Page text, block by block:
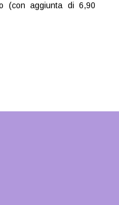
(con aggiunta di 6,90